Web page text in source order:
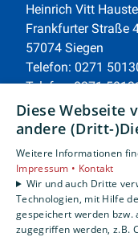
Heinrich Vitt
Frankfurter Straße
57074 Siegen
Telefon: 0271
Telefax: 0271
E-Mail:buero@vitt-
AGB
·
Leistungen
Diese Webseite
andere (Dritt-
Weitere Informationen
Impressum • Kontakt
Wir und auch Dritte
Technologien, mit Hilfe
gespeichert werden
zugegriffen werden, z.B.